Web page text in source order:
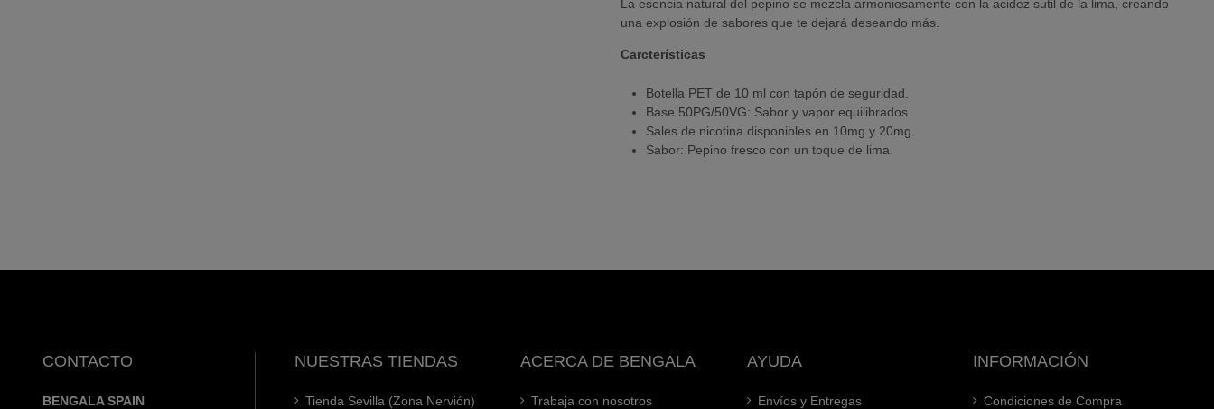
La esencia natural del pepino se mezcla armoniosamente con la acidez sutil de la lima, creando
una explosión de sabores que te dejará deseando más.
Carcterísticas
Botella PET de 10 ml con tapón de seguridad.
Base 50PG/50VG: Sabor y vapor equilibrados.
Sales de nicotina disponibles en 10mg y 20mg.
Sabor: Pepino fresco con un toque de lima.
CONTACTO
BENGALA SPAIN
NUESTRAS TIENDAS
Tienda Sevilla (Zona Nervión)
ACERCA DE BENGALA
Trabaja con nosotros
AYUDA
Envíos y Entregas
INFORMACIÓN
Condiciones de Compra